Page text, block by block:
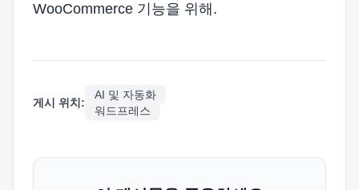
WooCommerce 기능을 위해.
게시 위치:
AI 및 자동화
워드프레스